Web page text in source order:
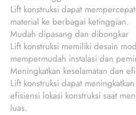
Lift konstruksi dapat
material ke berbagai ketinggian.
Mudah dipasang dan dibongkar
Lift konstruksi memiliki desain
mempermudah instalasi dan
Meningkatkan keselamatan dan
Lift konstruksi dapat
efisiensi lokasi konstruksi saat
luas.